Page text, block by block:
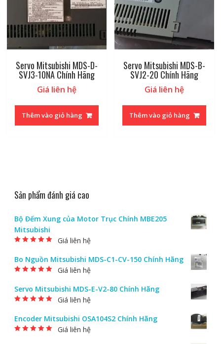
Servo Mitsubishi MDS-D-
SVJ3-10NA Chính Hãng
Giá liên hệ
Thêm vào giỏ hàng
Servo Mitsubishi MDS-B-
SVJ2-20 Chính Hãng
Giá liên hệ
Thêm vào giỏ hàng
Sản phẩm đánh giá cao
Bộ Đếm Xung của Motor Trục Chính MBE205
Mitsubishi
Giá liên hệ
Bo Nguồn Mitsubishi MDS-C1-CV-150 Chính Hãng
Giá liên hệ
Servo Mitsubishi MDS-E-V2-80 Chính Hãng
Giá liên hệ
Encoder Mitsubishi OSA104S2 Chính Hãng
Giá liên hệ